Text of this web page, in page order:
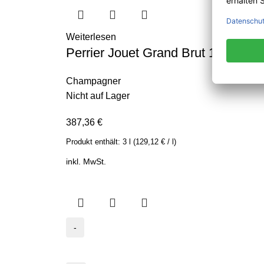
Weiterlesen
Perrier Jouet Grand Brut 12% –
Champagner
Nicht auf Lager
387,36 €
Produkt enthält: 3 (129,12 € / )
inkl. MwSt.